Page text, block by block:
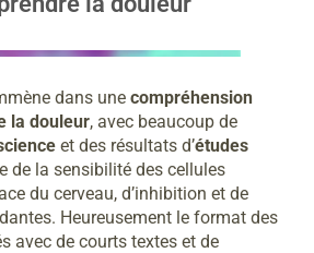
dans une compréhension
la douleur, avec beaucoup de
et des résultats d’études
de la sensibilité des cellules
du cerveau, d’inhibition et de
Heureusement le format des
avec de courts textes et de